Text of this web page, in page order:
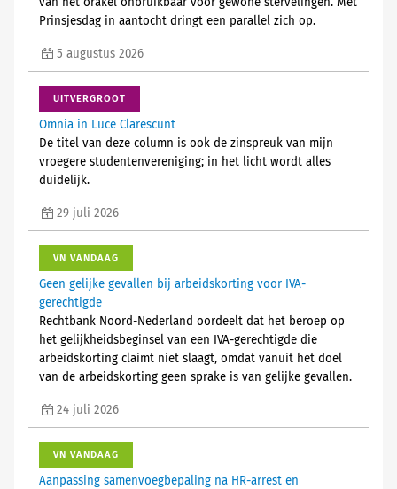
Prinsjesdag in aantocht dringt een parallel zich op.
5 augustus 2026
UITVERGROOT
Omnia in Luce Clarescunt
De titel van deze column is ook de zinspreuk van mijn
vroegere studentenvereniging; in het licht wordt alles
duidelijk.
29 juli 2026
VN VANDAAG
Geen gelijke gevallen bij arbeidskorting voor IVA-
gerechtigde
Rechtbank Noord-Nederland oordeelt dat het beroep op
het gelijkheidsbeginsel van een IVA-gerechtigde die
arbeidskorting claimt niet slaagt, omdat vanuit het doel
van de arbeidskorting geen sprake is van gelijke gevallen.
24 juli 2026
VN VANDAAG
Aanpassing samenvoegbepaling na HR-arrest en